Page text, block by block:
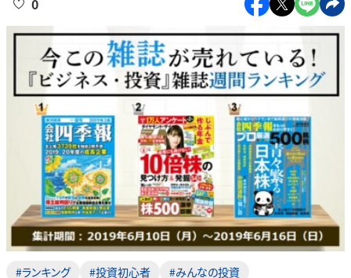
0
#ランキング #投資初心者 #みんなの投資